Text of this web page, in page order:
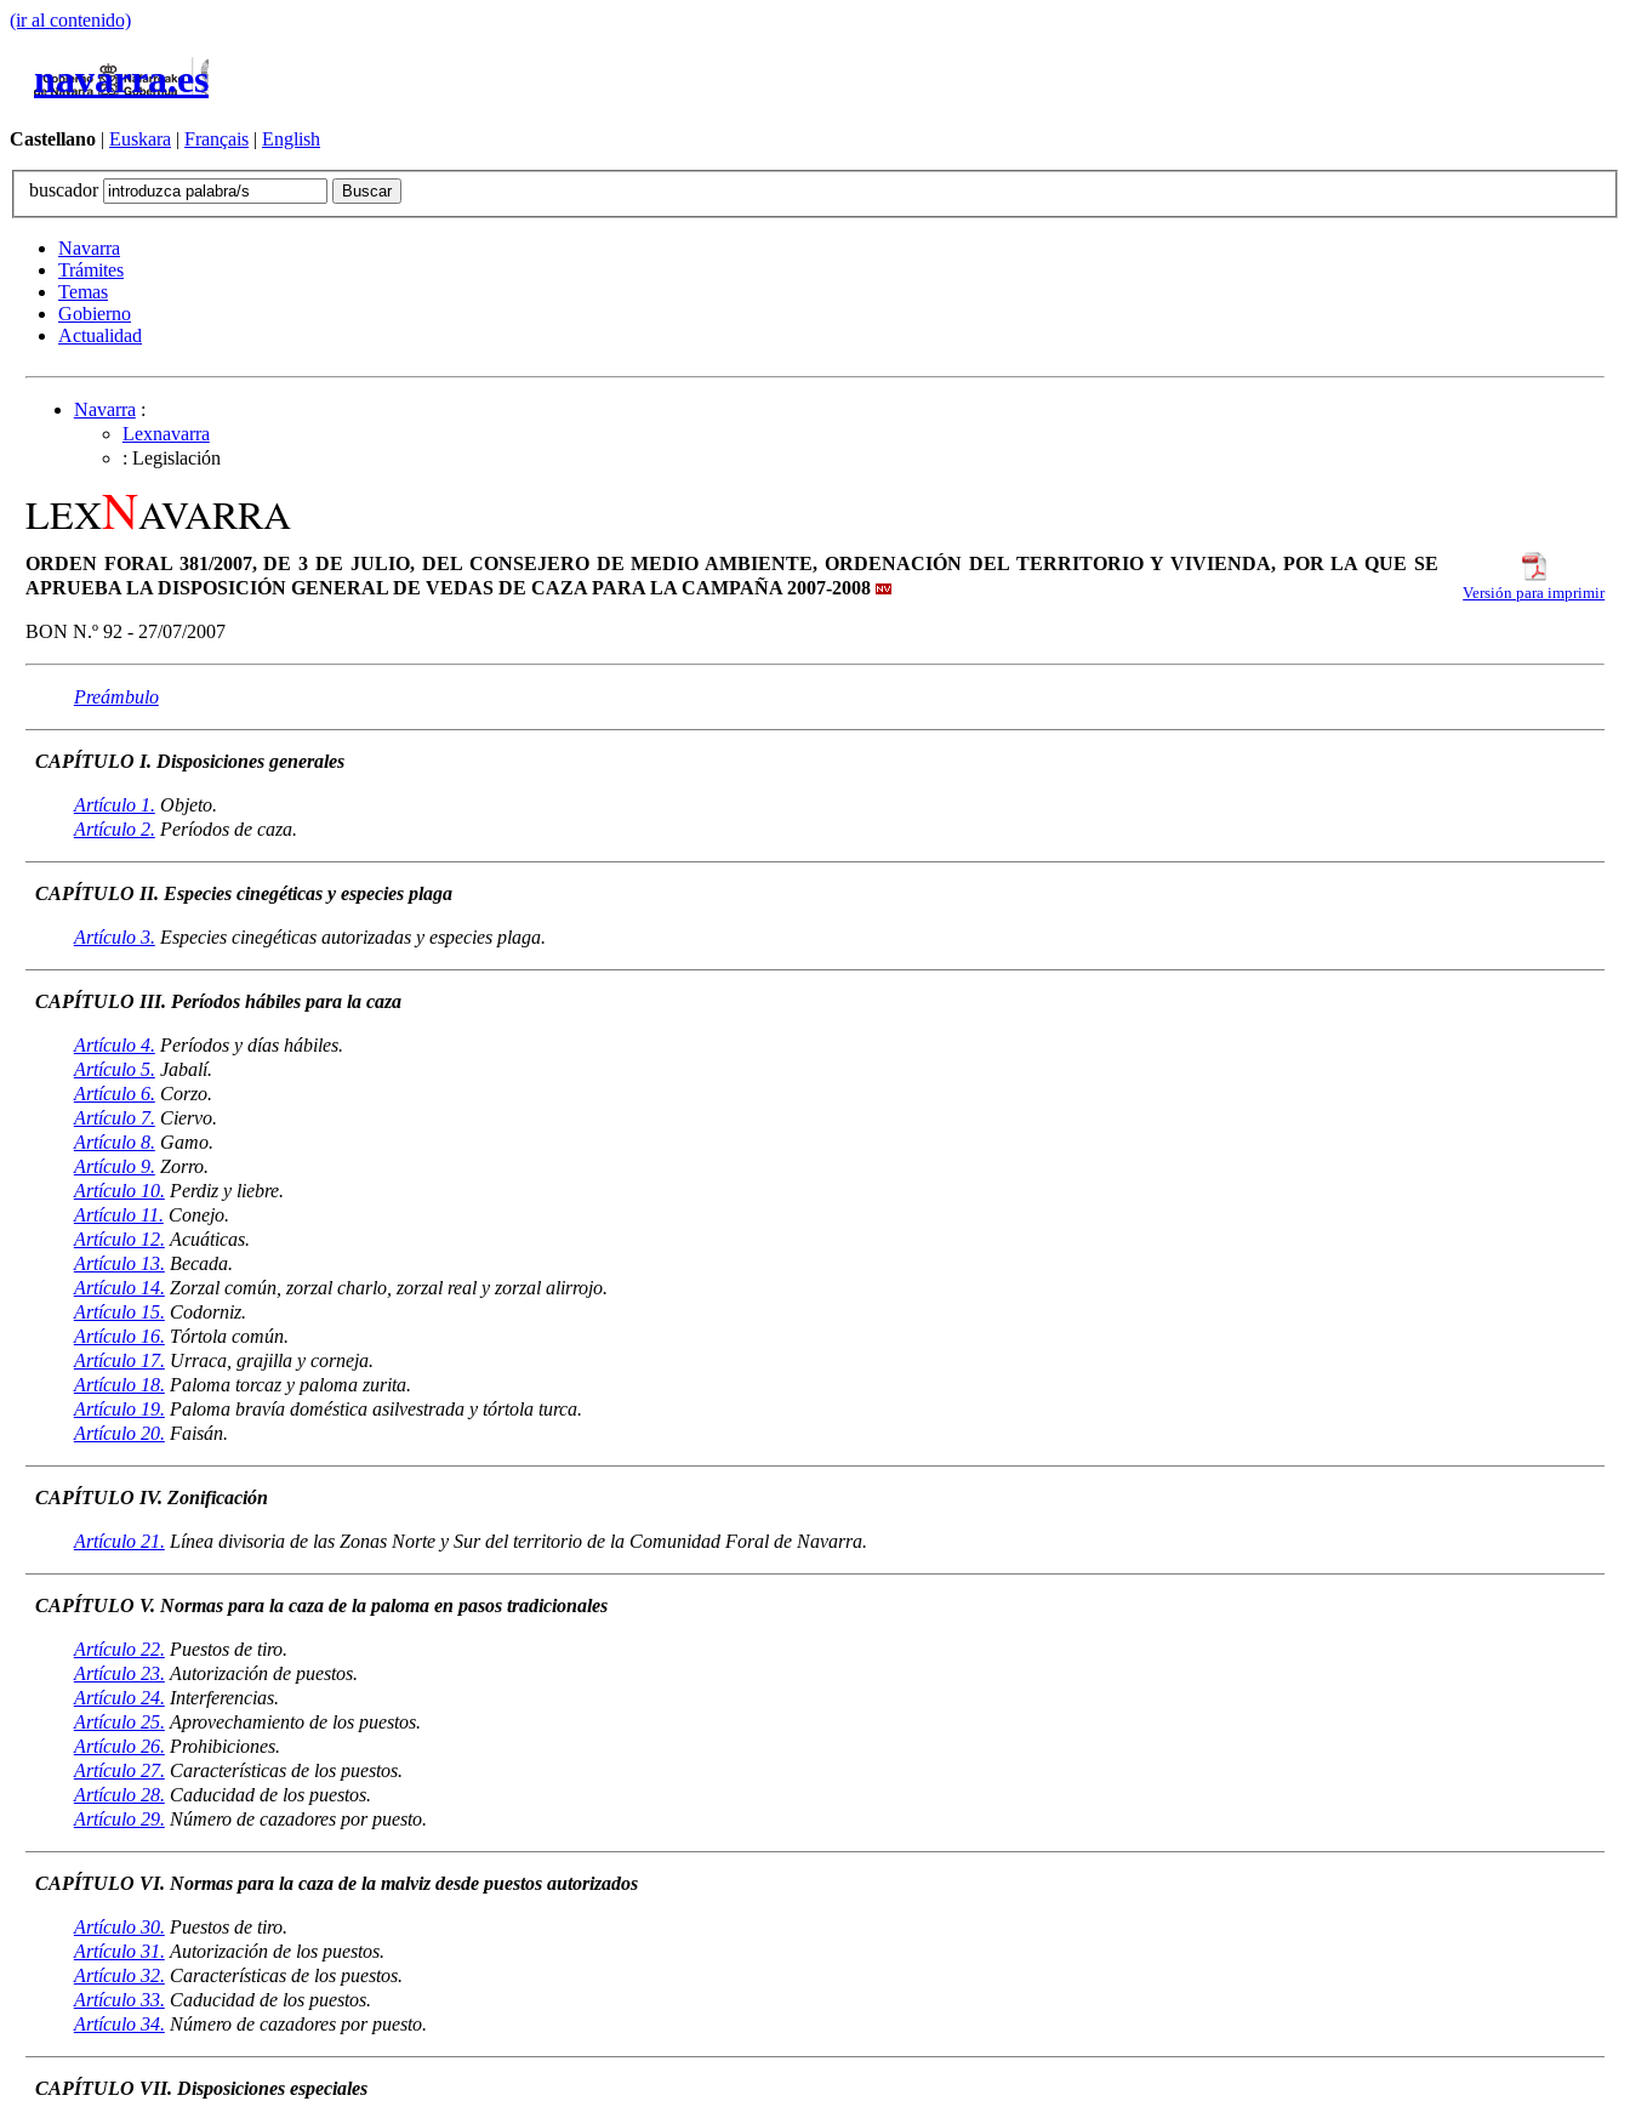
(ir al contenido)
navarra.es
Castellano | Euskara | Français | English
buscador
Navarra
Trámites
Temas
Gobierno
Actualidad
Navarra:
Lexnavarra
: Legislación
LEXNAVARRA
Versión para imprimir
ORDEN FORAL 381/2007, DE 3 DE JULIO, DEL CONSEJERO DE MEDIO AMBIENTE, ORDENACIÓN DEL TERRITORIO Y VIVIENDA, POR LA QUE SE
APRUEBA LA DISPOSICIÓN GENERAL DE VEDAS DE CAZA PARA LA CAMPAÑA 2007-2008
BON N.º 92 - 27/07/2007
Preámbulo
CAPÍTULO I. Disposiciones generales
Artículo 1. Objeto.
Artículo 2. Períodos de caza.
CAPÍTULO II. Especies cinegéticas y especies plaga
Artículo 3. Especies cinegéticas autorizadas y especies plaga.
CAPÍTULO III. Períodos hábiles para la caza
Artículo 4. Períodos y días hábiles.
Artículo 5. Jabalí.
Artículo 6. Corzo.
Artículo 7. Ciervo.
Artículo 8. Gamo.
Artículo 9. Zorro.
Artículo 10. Perdiz y liebre.
Artículo 11. Conejo.
Artículo 12. Acuáticas.
Artículo 13. Becada.
Artículo 14. Zorzal común, zorzal charlo, zorzal real y zorzal alirrojo.
Artículo 15. Codorniz.
Artículo 16. Tórtola común.
Artículo 17. Urraca, grajilla y corneja.
Artículo 18. Paloma torcaz y paloma zurita.
Artículo 19. Paloma bravía doméstica asilvestrada y tórtola turca.
Artículo 20. Faisán.
CAPÍTULO IV. Zonificación
Artículo 21. Línea divisoria de las Zonas Norte y Sur del territorio de la Comunidad Foral de Navarra.
CAPÍTULO V. Normas para la caza de la paloma en pasos tradicionales
Artículo 22. Puestos de tiro.
Artículo 23. Autorización de puestos.
Artículo 24. Interferencias.
Artículo 25. Aprovechamiento de los puestos.
Artículo 26. Prohibiciones.
Artículo 27. Características de los puestos.
Artículo 28. Caducidad de los puestos.
Artículo 29. Número de cazadores por puesto.
CAPÍTULO VI. Normas para la caza de la malviz desde puestos autorizados
Artículo 30. Puestos de tiro.
Artículo 31. Autorización de los puestos.
Artículo 32. Características de los puestos.
Artículo 33. Caducidad de los puestos.
Artículo 34. Número de cazadores por puesto.
CAPÍTULO VII. Disposiciones especiales